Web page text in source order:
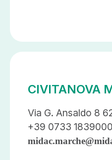
CIVITANOVA
Via G. Ansaldo 8
+39 0733 1839000